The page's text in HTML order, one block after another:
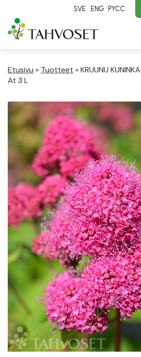
SVE ENG PYCC
Etusivu » Tuotteet »KRUUNU
At 3 L